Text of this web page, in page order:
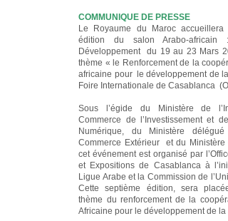
COMMUNIQUE DE PRESSE
Le Royaume du Maroc accueillera
édition du salon Arabo-
Développement du 19 au 23 Mars
thème « le Renforcement de la
africaine pour le développement de
Foire Internationale de Casablanca
Sous l’égide du Ministère de
Commerce de l’Investissement et
Numérique, du Ministère
Commerce Extérieur et du Ministère
cet événement est organisé par
et Expositions de Casablanca à
Ligue Arabe et la Commission de
Cette septième édition, sera
thème du renforcement de la
Africaine pour le développement de la